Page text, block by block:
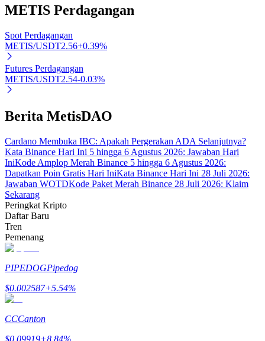
Pelajari Staking
Bitrue
AI
Mitra Bitrue
Afiliasi Bitrue
Hingga 65% Komisi!
METIS Perdagangan
Spot Perdagangan
METIS/USDT2.56+0.39%
Futures Perdagangan
METIS/USDT2.54-0.03%
Berita MetisDAO
Cardano Membuka IBC: Apakah Pergerakan ADA Selanjutnya?
Kata Binance Hari Ini 5 hingga 6 Agustus 2026: Jawaban Hari
IniKode Amplop Merah Binance 5 hingga 6 Agustus 2026:
Dapatkan Poin Gratis Hari IniKata Binance Hari Ini 28 Juli 2026:
Jawaban WOTDKode Paket Merah Binance 28 Juli 2026: Klaim
Sekarang
Peringkat Kripto
Daftar Baru
Tren
Pemenang
PIPEDOGPipedog
$0.002587+5.54%
CCCanton